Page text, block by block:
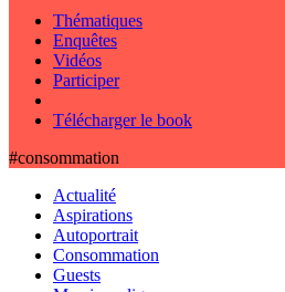
Thématiques
Enquêtes
Vidéos
Participer
Télécharger le book
#consommation
Actualité
Aspirations
Autoportrait
Consommation
Guests